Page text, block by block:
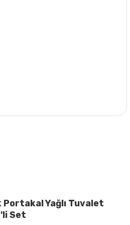
Portakal Yağlı Tuvalet
Set